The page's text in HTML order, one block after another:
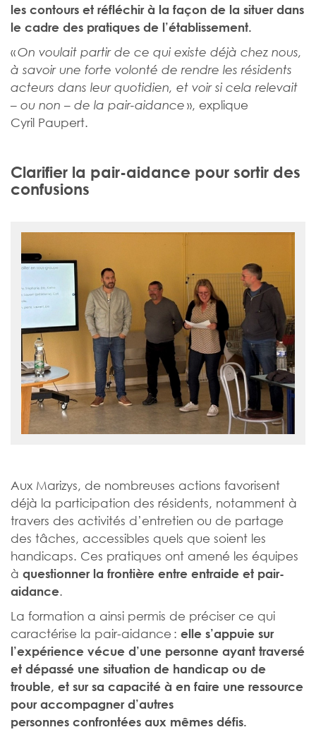
les contours et réfléchir à la façon de la situer dans
le cadre des pratiques de l’établissement.
«On voulait partir de ce qui existe déjà chez nous,
à savoir une forte volonté de rendre les résidents
acteurs dans leur quotidien, et voir si cela relevait
– ou non – de la pair-aidance», explique
Cyril Paupert.
Clarifier la pair-aidance pour sortir des
confusions
Aux Marizys, de nombreuses actions favorisent
déjà la participation des résidents, notamment à
travers des activités d’entretien ou de partage
des tâches, accessibles quels que soient les
handicaps. Ces pratiques ont amené les équipes
à questionner la frontière entre entraide et pair-
aidance.
La formation a ainsi permis de préciser ce qui
caractérise la pair-aidance : elle s’appuie sur
l’expérience vécue d’une personne ayant traversé
et dépassé une situation de handicap ou de
trouble, et sur sa capacité à en faire une ressource
pour accompagner d’autres
personnes confrontées aux mêmes défis.